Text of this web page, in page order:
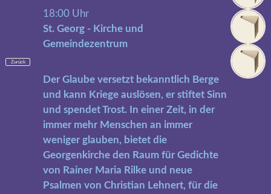
Zurück
18:00 Uhr
St. Georg - Kirche und
Gemeindezentrum
Der Glaube versetzt bekanntlich Berge
und kann Kriege auslösen, er stiftet Sinn
und spendet Trost. In einer Zeit, in der
immer mehr Menschen an immer
weniger glauben, bietet die
Georgenkirche den Raum für Gedichte
von Rainer Maria Rilke und neue
Psalmen von Christian Lehnert, für die